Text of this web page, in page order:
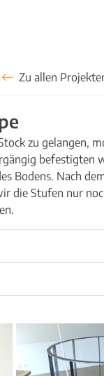
zu gelangen,
befestigten
Bodens. Nach
die Stufen nur
Zu allen